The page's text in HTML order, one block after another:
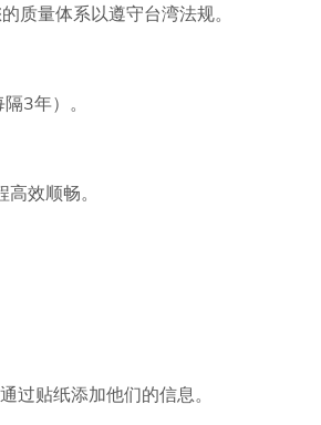
质量体系以遵守台湾法规。
3年）。
效顺畅。
过贴纸添加他们的信息。